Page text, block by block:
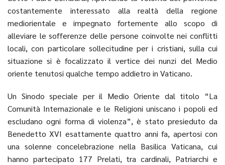
costantemente interessato alla realtà della regione
mediorientale e impegnato fortemente allo scopo di
alleviare le sofferenze delle persone coinvolte nei conflitti
locali, con particolare sollecitudine per i cristiani, sulla cui
situazione si è focalizzato il vertice dei nunzi del Medio
oriente tenutosi qualche tempo addietro in Vaticano.
Un Sinodo speciale per il Medio Oriente dal titolo “La
Comunità Internazionale e le Religioni uniscano i popoli ed
escludano ogni forma di violenza”, è stato presieduto da
Benedetto XVI esattamente quattro anni fa, apertosi con
una solenne concelebrazione nella Basilica Vaticana, cui
hanno partecipato 177 Prelati, tra cardinali, Patriarchi e